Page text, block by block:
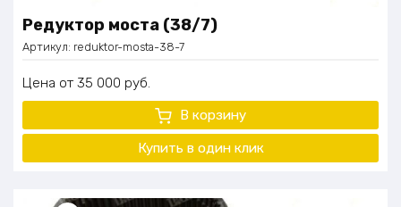
Редуктор моста (38/7)
Артикул: reduktor-mosta-38-7
Цена 35 000 руб.
В корзину
Купить в один клик